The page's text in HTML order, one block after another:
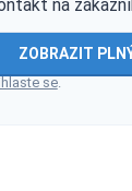
na
ZOBRAZIT
se.